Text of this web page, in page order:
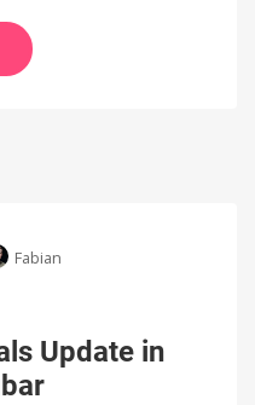
Fabian
Update in